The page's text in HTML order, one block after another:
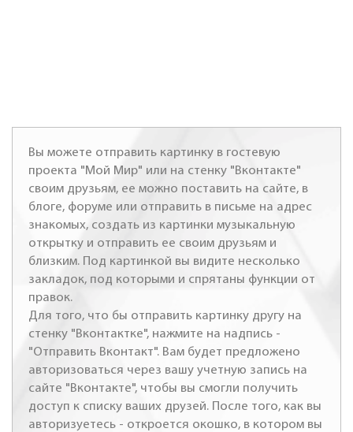
Вы можете отправить картинку в гостевую
проекта "Мой Мир" или на стенку "Вконтакте"
своим друзьям, ее можно поставить на сайте, в
блоге, форуме или отправить в письме на адрес
знакомых, создать из картинки музыкальную
открытку и отправить ее своим друзьям и
близким. Под картинкой вы видите несколько
закладок, под которыми и спрятаны функции от
правок.
Для того, что бы отправить картинку другу на
стенку "Вконтактке", нажмите на надпись -
"Отправить Вконтакт". Вам будет предложено
авторизоваться через вашу учетную запись на
сайте "Вконтакте", чтобы вы смогли получить
доступ к списку ваших друзей. После того, как вы
авторизуетесь - откроется окошко, в котором вы